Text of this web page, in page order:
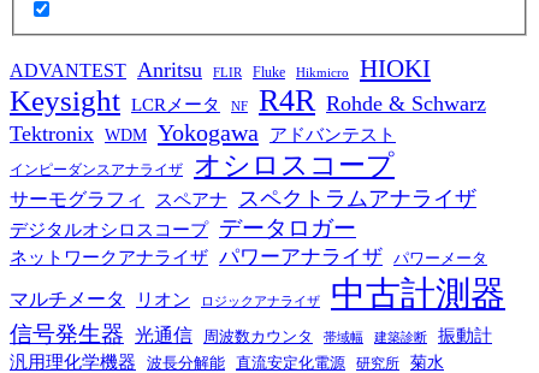
ADVANTEST Anritsu FLIR Fluke Hikmicro HIOKI
Keysight LCRメータ NF R4R Rohde & Schwarz
Tektronix WDM Yokogawa アドバンテスト
インピーダンスアナライザ オシロスコープ
サーモグラフィ スペアナ スペクトラムアナライザ
デジタルオシロスコープ データロガー
ネットワークアナライザ パワーアナライザ パワーメータ
マルチメータ リオン ロジックアナライザ 中古計測器
信号発生器 光通信 周波数カウンタ 帯域幅 建築診断
振動計
汎用理化学機器
波長分解能 直流安定化電源 研究所 菊水